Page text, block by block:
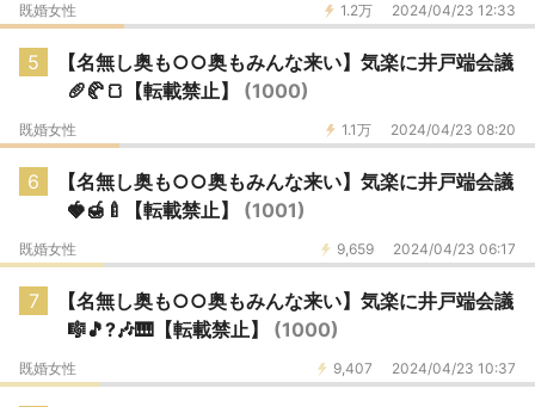
1.2万 2024/04/23 12:33
既婚女性
5
【名無し奥も○○奥もみんな来い】気楽に井戸端会議
🥖🥐🍞【転載禁止】 (1000)
1.1万 2024/04/23 08:20
既婚女性
6
【名無し奥も○○奥もみんな来い】気楽に井戸端会議
🍓🍯🍼【転載禁止】 (1001)
9,659 2024/04/23 06:17
既婚女性
7
【名無し奥も○○奥もみんな来い】気楽に井戸端会議
🎼🎵?🎶🎹【転載禁止】 (1000)
9,407 2024/04/23 10:37
既婚女性